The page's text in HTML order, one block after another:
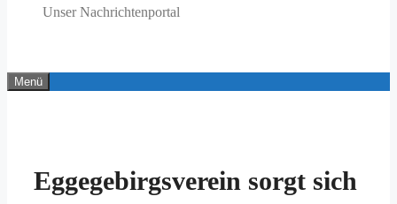
Unser Nachrichtenportal
Menü
Eggegebirgsverein sorgt sich